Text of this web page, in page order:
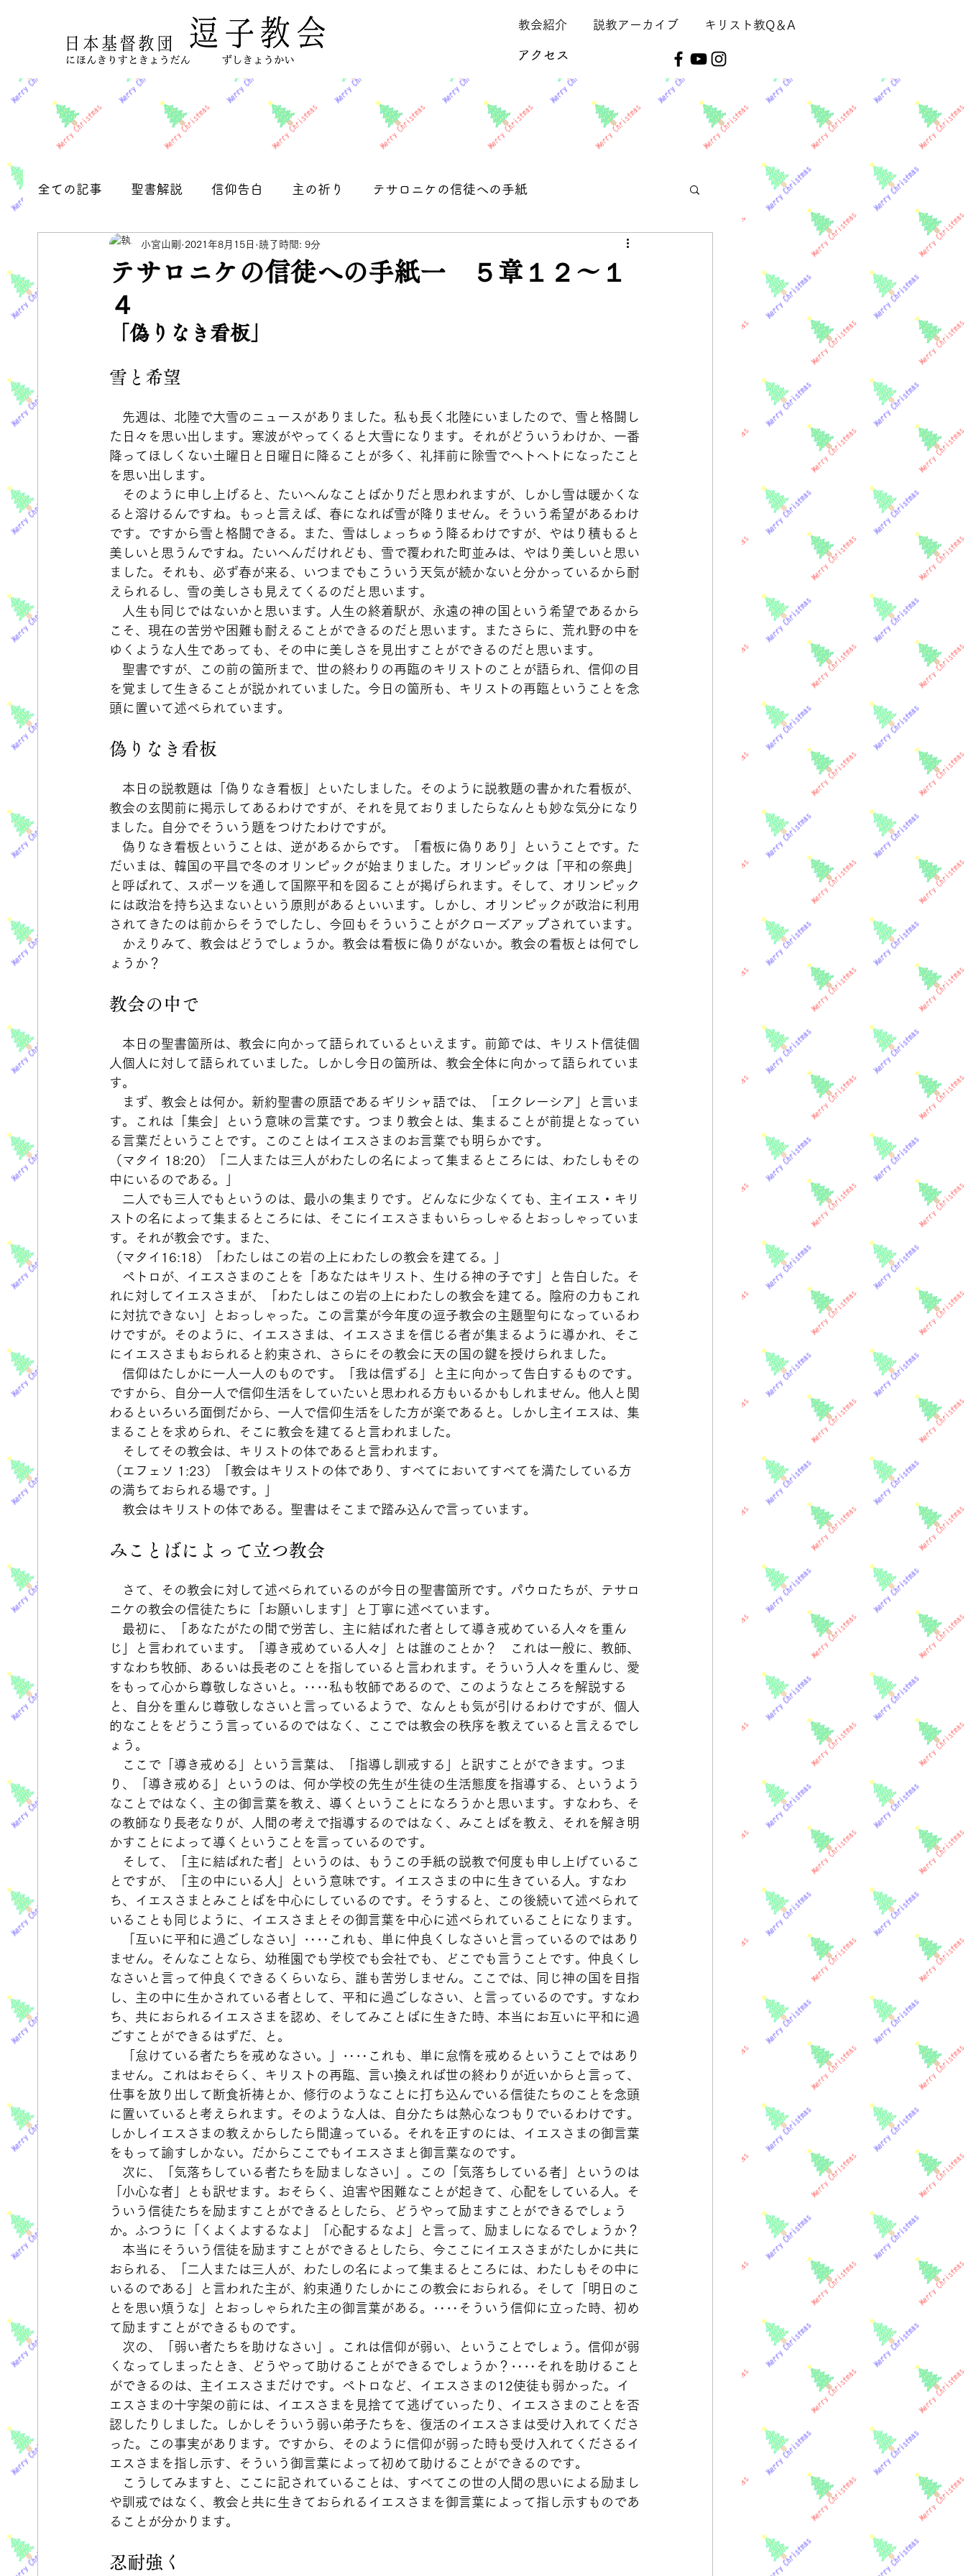
教会紹介 説教アーカイブ キリスト教Q＆A
アクセス
全ての記事 聖書解説 信仰告白 主の祈り テサロニケの信徒への手紙
フィリピの信徒への手紙 お知らせ 保留
テサロニケの信徒への手紙一 ５章１２～１
４
小宮山剛 2021年8月15日 読了時間: 9分
「偽りなき看板」
雪と希望
先週は、北陸で大雪のニュースがありました。私も長く北陸にいましたので、雪と格闘し
た日々を思い出します。寒波がやってくると大雪になります。それがどういうわけか、一番
降ってほしくない土曜日と日曜日に降ることが多く、礼拝前に除雪でヘトヘトになったこと
を思い出します。
そのように申し上げると、たいへんなことばかりだと思われますが、しかし雪は暖かくな
ると溶けるんですね。もっと言えば、春になれば雪が降りません。そういう希望があるわけ
です。ですから雪と格闘できる。また、雪はしょっちゅう降るわけですが、やはり積もると
美しいと思うんですね。たいへんだけれども、雪で覆われた町並みは、やはり美しいと思い
ました。それも、必ず春が来る、いつまでもこういう天気が続かないと分かっているから耐
えられるし、雪の美しさも見えてくるのだと思います。
人生も同じではないかと思います。人生の終着駅が、永遠の神の国という希望であるから
こそ、現在の苦労や困難も耐えることができるのだと思います。またさらに、荒れ野の中を
ゆくような人生であっても、その中に美しさを見出すことができるのだと思います。
聖書ですが、この前の箇所まで、世の終わりの再臨のキリストのことが語られ、信仰の目
を覚まして生きることが説かれていました。今日の箇所も、キリストの再臨ということを念
頭に置いて述べられています。
偽りなき看板
本日の説教題は「偽りなき看板」といたしました。そのように説教題の書かれた看板が、
教会の玄関前に掲示してあるわけですが、それを見ておりましたらなんとも妙な気分になり
ました。自分でそういう題をつけたわけですが。
偽りなき看板ということは、逆があるからです。「看板に偽りあり」ということです。た
だいまは、韓国の平昌で冬のオリンピックが始まりました。オリンピックは「平和の祭典」
と呼ばれて、スポーツを通して国際平和を図ることが掲げられます。そして、オリンピック
には政治を持ち込まないという原則があるといいます。しかし、オリンピックが政治に利用
されてきたのは前からそうでしたし、今回もそういうことがクローズアップされています。
かえりみて、教会はどうでしょうか。教会は看板に偽りがないか。教会の看板とは何でし
ょうか？
教会の中で
本日の聖書箇所は、教会に向かって語られているといえます。前節では、キリスト信徒個
人個人に対して語られていました。しかし今日の箇所は、教会全体に向かって語られていま
す。
まず、教会とは何か。新約聖書の原語であるギリシャ語では、「エクレーシア」と言いま
す。これは「集会」という意味の言葉です。つまり教会とは、集まることが前提となってい
る言葉だということです。このことはイエスさまのお言葉でも明らかです。
（マタイ 18:20）「二人または三人がわたしの名によって集まるところには、わたしもその
中にいるのである。」
二人でも三人でもというのは、最小の集まりです。どんなに少なくても、主イエス・キリ
ストの名によって集まるところには、そこにイエスさまもいらっしゃるとおっしゃっていま
す。それが教会です。また、
（マタイ16:18）「わたしはこの岩の上にわたしの教会を建てる。」
ペトロが、イエスさまのことを「あなたはキリスト、生ける神の子です」と告白した。そ
れに対してイエスさまが、「わたしはこの岩の上にわたしの教会を建てる。陰府の力もこれ
に対抗できない」とおっしゃった。この言葉が今年度の逗子教会の主題聖句になっているわ
けですが。そのように、イエスさまは、イエスさまを信じる者が集まるように導かれ、そこ
にイエスさまもおられると約束され、さらにその教会に天の国の鍵を授けられました。
信仰はたしかに一人一人のものです。「我は信ずる」と主に向かって告白するものです。
ですから、自分一人で信仰生活をしていたいと思われる方もいるかもしれません。他人と関
わるといろいろ面倒だから、一人で信仰生活をした方が楽であると。しかし主イエスは、集
まることを求められ、そこに教会を建てると言われました。
そしてその教会は、キリストの体であると言われます。
（エフェソ 1:23）「教会はキリストの体であり、すべてにおいてすべてを満たしている方
の満ちておられる場です。」
教会はキリストの体である。聖書はそこまで踏み込んで言っています。
みことばによって立つ教会
さて、その教会に対して述べられているのが今日の聖書箇所です。パウロたちが、テサロ
ニケの教会の信徒たちに「お願いします」と丁寧に述べています。
最初に、「あなたがたの間で労苦し、主に結ばれた者として導き戒めている人々を重ん
じ」と言われています。「導き戒めている人々」とは誰のことか？　これは一般に、教師、
すなわち牧師、あるいは長老のことを指していると言われます。そういう人々を重んじ、愛
をもって心から尊敬しなさいと。‥‥私も牧師であるので、このようなところを解説する
と、自分を重んじ尊敬しなさいと言っているようで、なんとも気が引けるわけですが、個人
的なことをどうこう言っているのではなく、ここでは教会の秩序を教えていると言えるでし
ょう。
ここで「導き戒める」という言葉は、「指導し訓戒する」と訳すことができます。つま
り、「導き戒める」というのは、何か学校の先生が生徒の生活態度を指導する、というよう
なことではなく、主の御言葉を教え、導くということになろうかと思います。すなわち、そ
の教師なり長老なりが、人間の考えで指導するのではなく、みことばを教え、それを解き明
かすことによって導くということを言っているのです。
そして、「主に結ばれた者」というのは、もうこの手紙の説教で何度も申し上げているこ
とですが、「主の中にいる人」という意味です。イエスさまの中に生きている人。すなわ
ち、イエスさまとみことばを中心にしているのです。そうすると、この後続いて述べられて
いることも同じように、イエスさまとその御言葉を中心に述べられていることになります。
「互いに平和に過ごしなさい」‥‥これも、単に仲良くしなさいと言っているのではあり
ません。そんなことなら、幼稚園でも学校でも会社でも、どこでも言うことです。仲良くし
なさいと言って仲良くできるくらいなら、誰も苦労しません。ここでは、同じ神の国を目指
し、主の中に生かされている者として、平和に過ごしなさい、と言っているのです。すなわ
ち、共におられるイエスさまを認め、そしてみことばに生きた時、本当にお互いに平和に過
ごすことができるはずだ、と。
「怠けている者たちを戒めなさい。」‥‥これも、単に怠惰を戒めるということではあり
ません。これはおそらく、キリストの再臨、言い換えれば世の終わりが近いからと言って、
仕事を放り出して断食祈祷とか、修行のようなことに打ち込んでいる信徒たちのことを念頭
に置いていると考えられます。そのような人は、自分たちは熱心なつもりでいるわけです。
しかしイエスさまの教えからしたら間違っている。それを正すのには、イエスさまの御言葉
をもって諭すしかない。だからここでもイエスさまと御言葉なのです。
次に、「気落ちしている者たちを励ましなさい」。この「気落ちしている者」というのは
「小心な者」とも訳せます。おそらく、迫害や困難なことが起きて、心配をしている人。そ
ういう信徒たちを励ますことができるとしたら、どうやって励ますことができるでしょう
か。ふつうに「くよくよするなよ」「心配するなよ」と言って、励ましになるでしょうか？
本当にそういう信徒を励ますことができるとしたら、今ここにイエスさまがたしかに共に
おられる、「二人または三人が、わたしの名によって集まるところには、わたしもその中に
いるのである」と言われた主が、約束通りたしかにこの教会におられる。そして「明日のこ
とを思い煩うな」とおっしゃられた主の御言葉がある。‥‥そういう信仰に立った時、初め
て励ますことができるものです。
次の、「弱い者たちを助けなさい」。これは信仰が弱い、ということでしょう。信仰が弱
くなってしまったとき、どうやって助けることができるでしょうか？‥‥それを助けること
ができるのは、主イエスさまだけです。ペトロなど、イエスさまの12使徒も弱かった。イ
エスさまの十字架の前には、イエスさまを見捨てて逃げていったり、イエスさまのことを否
認したりしました。しかしそういう弱い弟子たちを、復活のイエスさまは受け入れてくださ
った。この事実があります。ですから、そのように信仰が弱った時も受け入れてくださるイ
エスさまを指し示す、そういう御言葉によって初めて助けることができるのです。
こうしてみますと、ここに記されていることは、すべてこの世の人間の思いによる励まし
や訓戒ではなく、教会と共に生きておられるイエスさまを御言葉によって指し示すものであ
ることが分かります。
忍耐強く